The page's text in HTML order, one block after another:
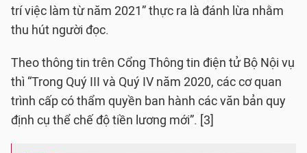
trí việc làm từ năm 2021” thực ra là đánh lừa nhằm
thu hút người đọc.
Theo thông tin trên Cổng Thông tin điện tử Bộ Nội vụ
thì “Trong Quý III và Quý IV năm 2020, các cơ quan
trình cấp có thẩm quyền ban hành các văn bản quy
định cụ thể chế độ tiền lương mới”. [3]